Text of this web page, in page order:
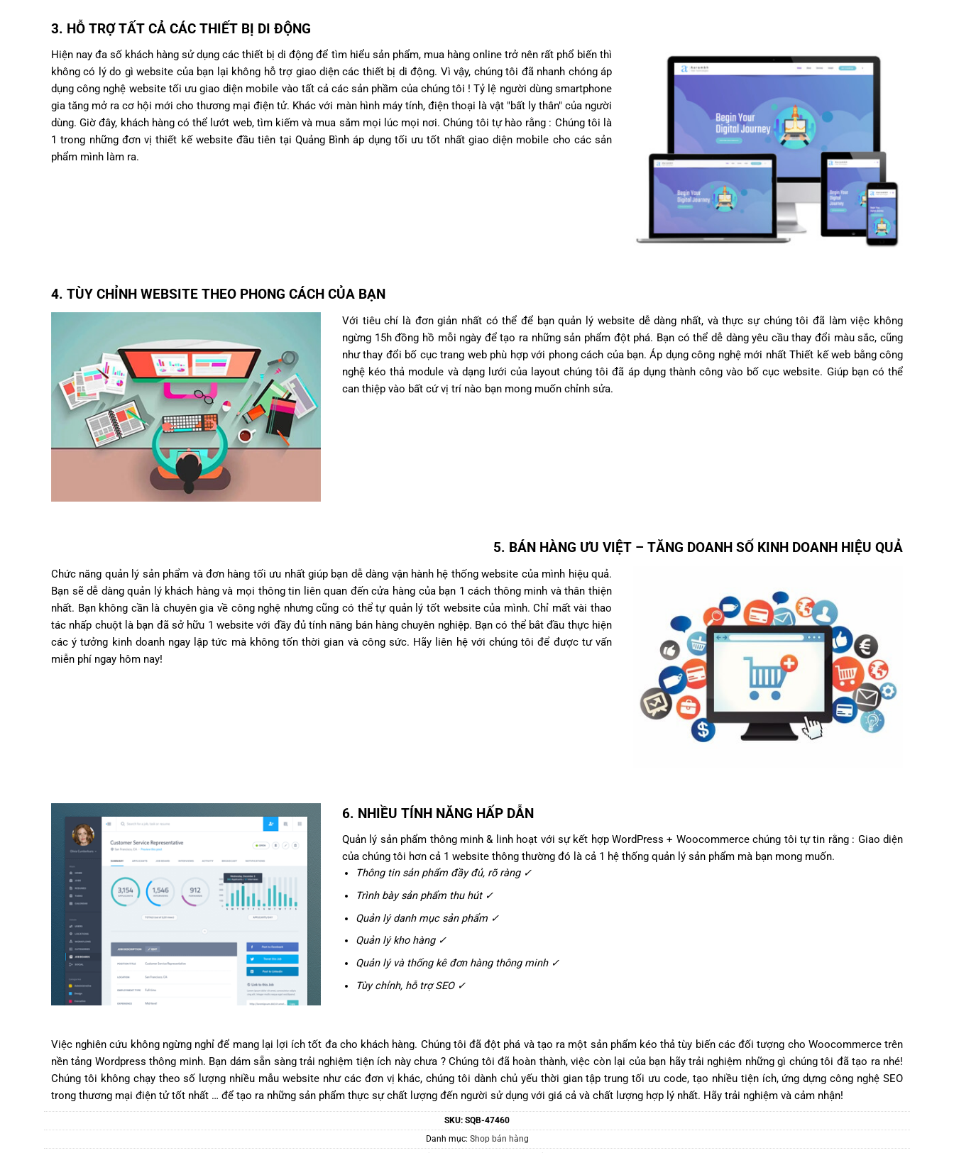
3. HỖ TRỢ TẤT CẢ CÁC THIẾT BỊ DI ĐỘNG
Hiện nay đa số khách hàng sử dụng các thiết bị di động để tìm hiểu sản phẩm, mua hàng online trở nên rất phổ biến thì
không có lý do gì website của bạn lại không hỗ trợ giao diện các thiết bị di động. Vì vậy, chúng tôi đã nhanh chóng áp
dụng công nghệ website tối ưu giao diện mobile vào tất cả các sản phầm của chúng tôi ! Tỷ lệ người dùng smartphone
gia tăng mở ra cơ hội mới cho thương mại điện tử. Khác với màn hình máy tính, điện thoại là vật "bất ly thân" của người
dùng. Giờ đây, khách hàng có thể lướt web, tìm kiếm và mua sắm mọi lúc mọi nơi. Chúng tôi tự hào rằng : Chúng tôi là
1 trong những đơn vị thiết kế website đầu tiên tại Quảng Bình áp dụng tối ưu tốt nhất giao diện mobile cho các sản
phẩm mình làm ra.
4. TÙY CHỈNH WEBSITE THEO PHONG CÁCH CỦA BẠN
Với tiêu chí là đơn giản nhất có thể để bạn quản lý website dễ dàng nhất, và thực sự chúng tôi đã làm việc không
ngừng 15h đồng hồ mỗi ngày để tạo ra những sản phẩm đột phá. Bạn có thể dễ dàng yêu cầu thay đổi màu sắc, cũng
như thay đổi bố cục trang web phù hợp với phong cách của bạn. Áp dụng công nghệ mới nhất Thiết kế web bằng công
nghệ kéo thả module và dạng lưới của layout chúng tôi đã áp dụng thành công vào bố cục website. Giúp bạn có thể
can thiệp vào bất cứ vị trí nào bạn mong muốn chỉnh sửa.
5. BÁN HÀNG ƯU VIỆT – TĂNG DOANH SỐ KINH DOANH HIỆU QUẢ
Chức năng quản lý sản phẩm và đơn hàng tối ưu nhất giúp bạn dễ dàng vận hành hệ thống website của mình hiệu quả.
Bạn sẽ dễ dàng quản lý khách hàng và mọi thông tin liên quan đến cửa hàng của bạn 1 cách thông minh và thân thiện
nhất. Bạn không cần là chuyên gia về công nghệ nhưng cũng có thể tự quản lý tốt website của mình. Chỉ mất vài thao
tác nhấp chuột là bạn đã sở hữu 1 website với đầy đủ tính năng bán hàng chuyên nghiệp. Bạn có thể bắt đầu thực hiện
các ý tưởng kinh doanh ngay lập tức mà không tốn thời gian và công sức. Hãy liên hệ với chúng tôi để được tư vấn
miễn phí ngay hôm nay!
6. NHIỀU TÍNH NĂNG HẤP DẪN
Quản lý sản phẩm thông minh & linh hoạt với sự kết hợp WordPress + Woocommerce chúng tôi tự tin rằng : Giao diện
của chúng tôi hơn cả 1 website thông thường đó là cả 1 hệ thống quản lý sản phẩm mà bạn mong muốn.
Thông tin sản phẩm đầy đủ, rõ ràng ✓
Trình bày sản phẩm thu hút ✓
Quản lý danh mục sản phẩm ✓
Quản lý kho hàng ✓
Quản lý và thống kê đơn hàng thông minh ✓
Tùy chỉnh, hỗ trợ SEO ✓
Việc nghiên cứu không ngừng nghỉ để mang lại lợi ích tốt đa cho khách hàng. Chúng tôi đã đột phá và tạo ra một sản phẩm kéo thả tùy biến các đối tượng cho Woocommerce trên
nền tảng Wordpress thông minh. Bạn dám sẵn sàng trải nghiệm tiện ích này chưa ? Chúng tôi đã hoàn thành, việc còn lại của bạn hãy trải nghiệm những gì chúng tôi đã tạo ra nhé!
Chúng tôi không chạy theo số lượng nhiều mẫu website như các đơn vị khác, chúng tôi dành chủ yếu thời gian tập trung tối ưu code, tạo nhiều tiện ích, ứng dựng công nghệ SEO
trong thương mại điện tử tốt nhất … để tạo ra những sản phẩm thực sự chất lượng đến người sử dụng với giá cả và chất lượng hợp lý nhất. Hãy trải nghiệm và cảm nhận!
SKU: SQB-47460
Danh mục: Shop bán hàng